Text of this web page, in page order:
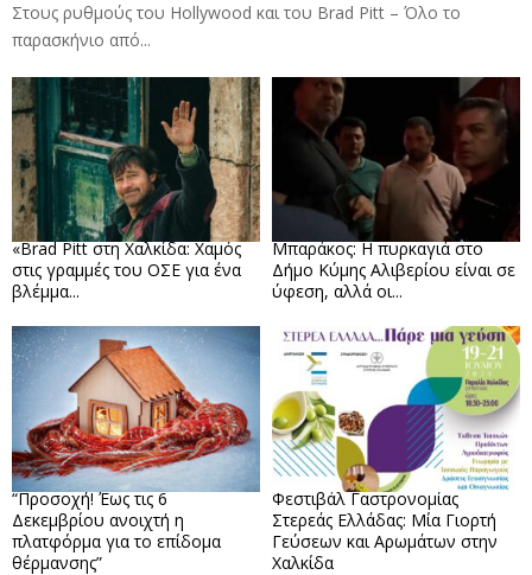
Στους ρυθμούς του Hollywood και του Brad Pitt – Όλο το
παρασκήνιο από...
«Brad Pitt στη Χαλκίδα: Χαμός
στις γραμμές του ΟΣΕ για ένα
βλέμμα...
Μπαράκος: Η πυρκαγιά στο
Δήμο Κύμης Αλιβερίου είναι σε
ύφεση, αλλά οι...
“Προσοχή! Έως τις 6
Δεκεμβρίου ανοιχτή η
πλατφόρμα για το επίδομα
θέρμανσης”
Φεστιβάλ Γαστρονομίας
Στερεάς Ελλάδας: Μία Γιορτή
Γεύσεων και Αρωμάτων στην
Χαλκίδα